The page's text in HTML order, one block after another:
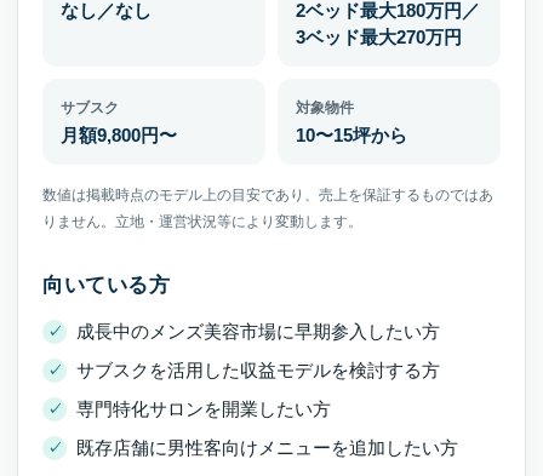
なし／なし
2ベッド最大180万円／
3ベッド最大270万円
サブスク
月額9,800円〜
対象物件
10〜15坪から
数値は掲載時点のモデル上の目安であり、売上を保証するものではあ
りません。立地・運営状況等により変動します。
向いている方
成長中のメンズ美容市場に早期参入したい方
サブスクを活用した収益モデルを検討する方
専門特化サロンを開業したい方
既存店舗に男性客向けメニューを追加したい方